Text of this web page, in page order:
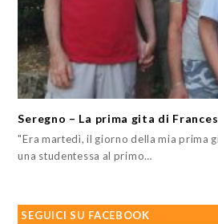
Seregno – La prima gita di
"Era martedì, il giorno della mia prima
una studentessa al primo…
SEGUICI SU FACEBOOK